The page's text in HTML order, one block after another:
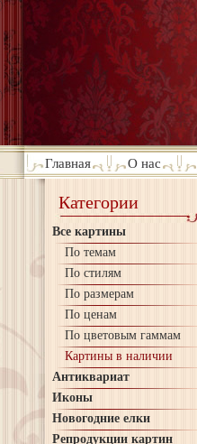
Главная О нас
Категории
Все картины
По темам
По стилям
По размерам
По ценам
По цветовым гаммам
Картины в наличии
Антиквариат
Иконы
Новогодние елки
Репродукции картин